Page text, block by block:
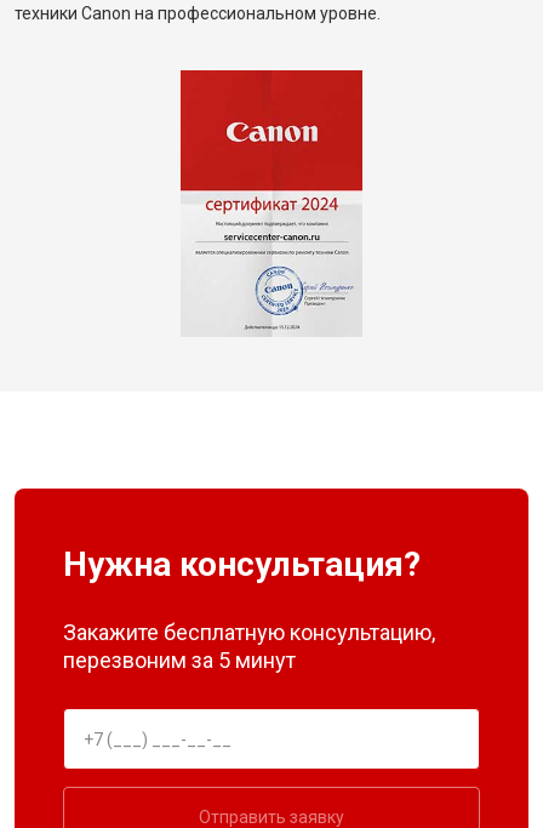
техники Canon на профессиональном уровне.
Нужна консультация?
Закажите бесплатную консультацию,
перезвоним за 5 минут
Отправить заявку